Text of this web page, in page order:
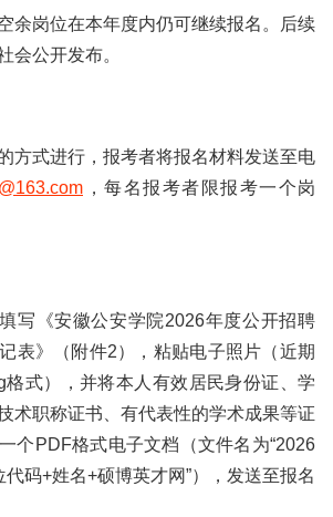
余岗位在本年度内仍可继续报名。后续
会公开发布。
方式进行，报考者将报名材料发送至电
，每名报考者限报考一个岗
写《安徽公安学院2026年度公开招聘
表》（附件2），粘贴电子照片（近期
格式），并将本人有效居民身份证、学
术职称证书、有代表性的学术成果等证
个PDF格式电子文档（文件名为“2026
码+姓名+硕博英才网”），发送至报名